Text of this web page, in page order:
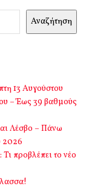
Αναζήτηση
13 Αυγούστου
– Έως 39 βαθμούς
Λέσβο – Πάνω
2026
προβλέπει το νέο